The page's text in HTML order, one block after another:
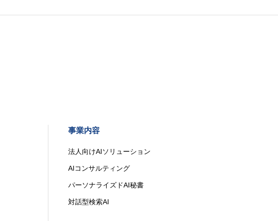
事業内容
法人向けAIソリューション
AIコンサルティング
パーソナライズドAI秘書
対話型検索AI